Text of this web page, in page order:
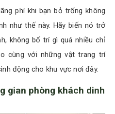
phí khi bạn bỏ trống không
như thế này. Hãy biến nó trở
không bố trí gì quá nhiều chỉ
cùng với những vật trang trí
động cho khu vực nơi đây.
gian phòng khách dinh